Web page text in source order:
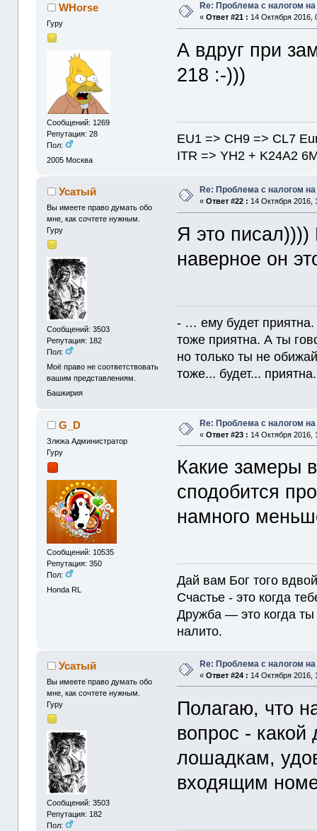
WHorse
Гуру
Сообщений: 1269
Репутация: 28
Пол:
2005 Москва
Re: Проблема с налогом
«Ответ #21 : 14 Октября 2016,
А вдруг при
218 :-)))
EU1 => CH9 => CL7
ITR => YH2 + K24A2
Усатый
Вы имеете право думать обо
мне, как сочтете нужным.
Гуру
Сообщений: 3503
Репутация: 182
Пол:
Моё право не соответствовать
вашим представлениям.
Башкирия
Re: Проблема с налогом
«Ответ #22 : 14 Октября 2016,
Я это
наверное он
- … ему будет приятна.
тоже приятна. А ты
но только ты не
тоже... будет...
G_D
Злюка Администратор
Гуру
Сообщений: 10535
Репутация: 350
Пол:
Honda RL
Re: Проблема с налогом
«Ответ #23 : 14 Октября 2016,
Какие замеры
сподобится
намного
Дай вам Бог того
Счастье - это когда
Дружба — это когда ты
налито.
Усатый
Вы имеете право думать обо
мне, как сочтете нужным.
Гуру
Сообщений: 3503
Репутация: 182
Пол:
Re: Проблема с налогом
«Ответ #24 : 14 Октября 2016,
Полагаю, что
вопрос - какой
лошадкам,
входящим